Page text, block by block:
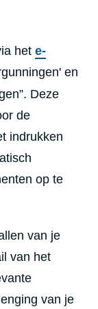
het e-
en
Deze
de
indrukken
op te
van je
van het
van je